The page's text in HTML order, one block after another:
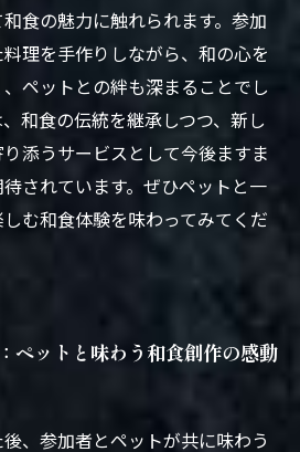
食の魅力に触れられます。参加
理を手作りしながら、和の心を
ペットとの絆も深まることでし
和食の伝統を継承しつつ、新し
添うサービスとして今後ますま
されています。ぜひペットと一
む和食体験を味わってみてくだ
ペットと味わう和食創作の感動
、参加者とペットが共に味わう